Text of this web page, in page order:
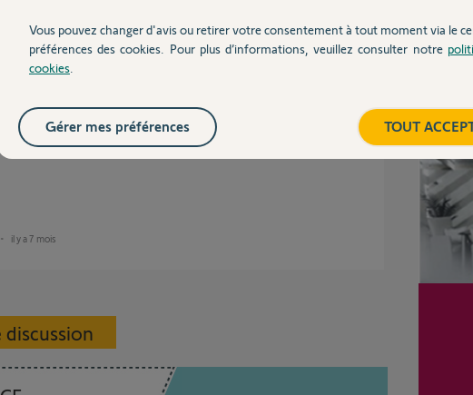
il y a 7 mois
ainsi que le modèle de votre télécommande RTS ?
il y a 7 mois
Vous pouvez changer d'avis ou retirer votre consentement à tout moment via le
préférences des cookies. Pour plus d’informations, veuillez consulter notre
cookies
TOUT
Gérer mes préférences